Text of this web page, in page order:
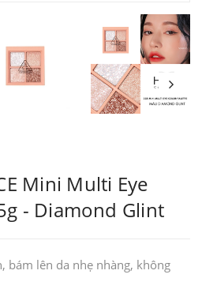
Mini Multi Eye
- Diamond Glint
bám lên da nhẹ nhàng, không